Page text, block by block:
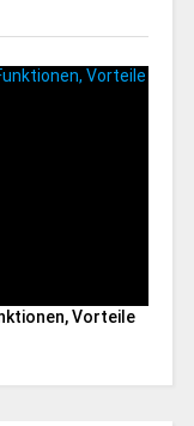
Vorteile